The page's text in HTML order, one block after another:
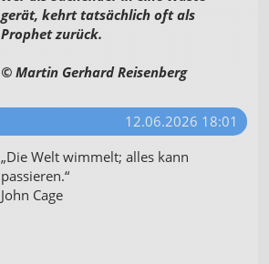
gerät, kehrt tatsächlich oft als
Prophet zurück.
© Martin Gerhard Reisenberg
12.06.2026 18:01
„Die Welt wimmelt; alles kann
passieren.“
John Cage